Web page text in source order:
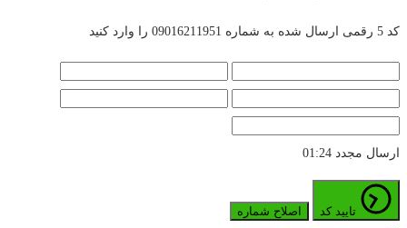
کد 5 رقمی ارسال شده به شماره 09016211951 را وارد کنید
ارسال مجدد 01:24
اصلاح شماره